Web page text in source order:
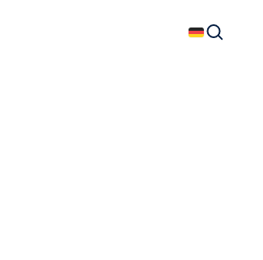
DeutschSuchen